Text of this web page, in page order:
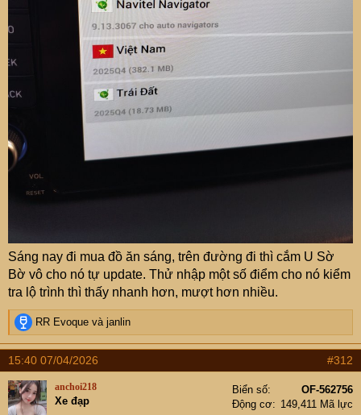
Sáng nay đi mua đồ ăn sáng, trên đường đi thì cắm U Sờ
Bờ vô cho nó tự update. Thử nhập một số điểm cho nó kiểm
tra lộ trình thì thấy nhanh hơn, mượt hơn nhiều.
R
e
a
c
t
i
o
RR Evoque và janlin
15:40 07/04/2026 #312
anchoi218
Xe đạp
Biển số
OF-562756
Động cơ
149,411 Mã lực